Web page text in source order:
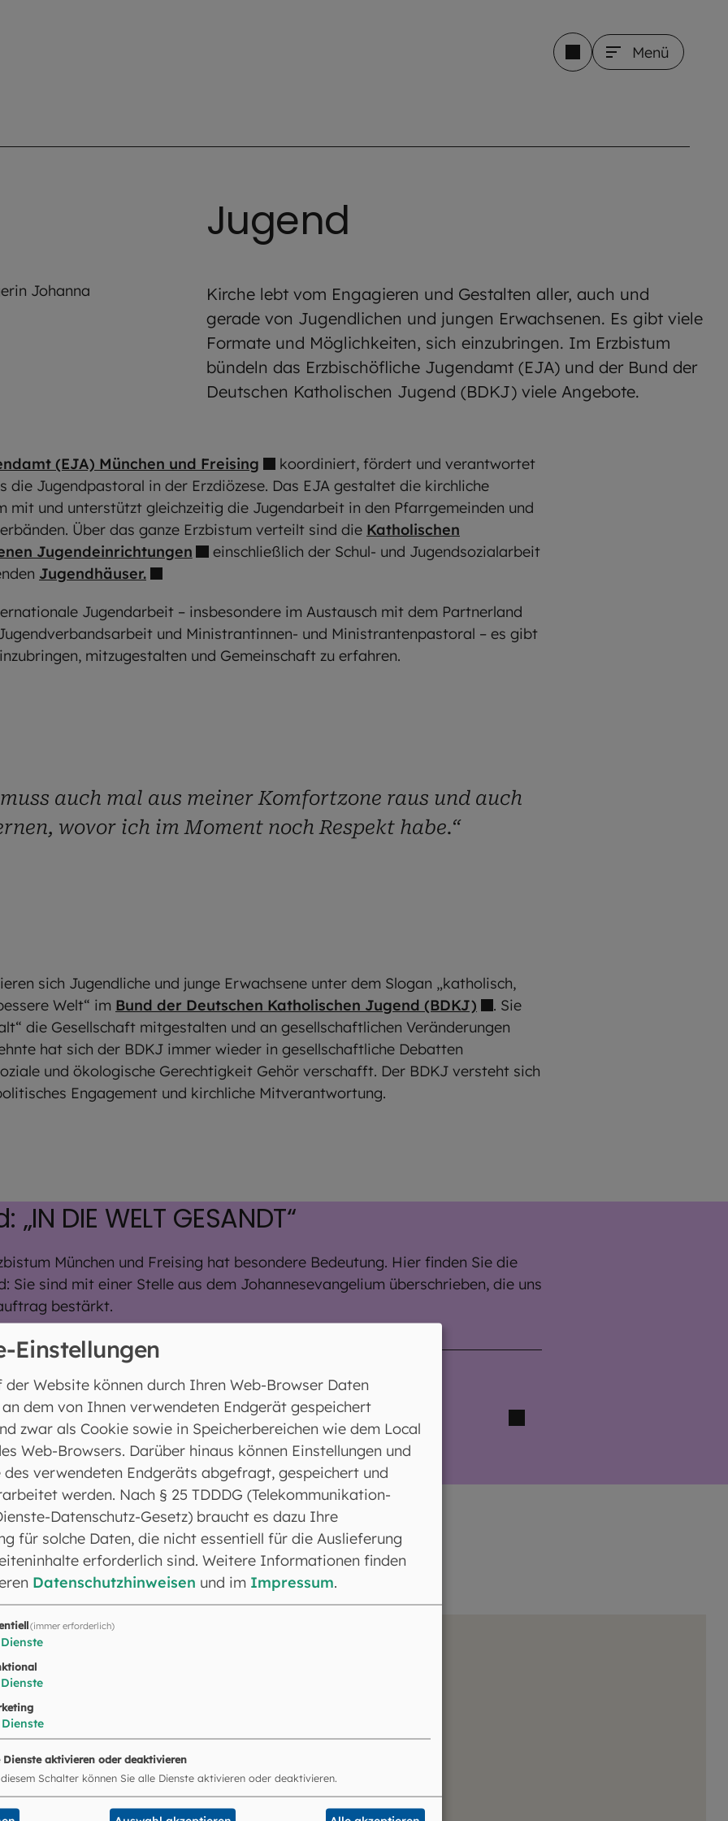
Menü
Jugend
Kirche lebt vom Engagieren und Gestalten aller, auch und
gerade von Jugendlichen und jungen Erwachsenen. Es gibt viele
Formate und Möglichkeiten, sich einzubringen. Im Erzbistum
bündeln das Erzbischöfliche Jugendamt (EJA) und der Bund der
Deutschen Katholischen Jugend (BDKJ) viele Angebote.
(EJA) München und Freising
koordiniert, fördert und verantwortet
die Jugendpastoral in der Erzdiözese. Das EJA gestaltet die kirchliche
mit und unterstützt gleichzeitig die Jugendarbeit in den Pfarrgemeinden und
Über das ganze Erzbistum verteilt sind die Katholischen
Jugendeinrichtungen
einschließlich der Schul- und Jugendsozialarbeit
Jugendhäuser.
Jugendarbeit – insbesondere im Austausch mit dem Partnerland
und Ministrantinnen- und Ministrantenpastoral – es gibt
mitzugestalten und Gemeinschaft zu erfahren.
auch mal aus meiner Komfortzone raus und auch
wovor ich im Moment noch Respekt habe.“
sich Jugendliche und junge Erwachsene unter dem Slogan „katholisch,
Welt“ im Bund der Deutschen Katholischen Jugend (BDKJ)
. Sie
die Gesellschaft mitgestalten und an gesellschaftlichen Veränderungen
hat sich der BDKJ immer wieder in gesellschaftliche Debatten
und ökologische Gerechtigkeit Gehör verschafft. Der BDKJ versteht sich
Engagement und kirchliche Mitverantwortung.
DIE WELT GESANDT“
München und Freising hat besondere Bedeutung. Hier finden Sie die
Sie sind mit einer Stelle aus dem Johannesevangelium überschrieben, die uns
bestärkt.
und Leitlinien zur Jugendpastoral
und Freising
Einstellungen
Website können durch Ihren Web-Browser Daten
dem von Ihnen verwendeten Endgerät gespeichert
zwar als Cookie sowie in Speicherbereichen wie dem Local
Web-Browsers. Darüber hinaus können Einstellungen und
des verwendeten Endgeräts abgefragt, gespeichert und
werden. Nach § 25 TDDDG (Telekommunikation-
Datenschutz-Gesetz) braucht es dazu Ihre
für solche Daten, die nicht essentiell für die Auslieferung
erforderlich sind. Weitere Informationen finden
Datenschutzhinweisen und im Impressum.
(immer erforderlich)
Dienste
Dienste
Dienste
Dienste aktivieren oder deaktivieren
Schalter können Sie alle Dienste aktivieren oder deaktivieren.